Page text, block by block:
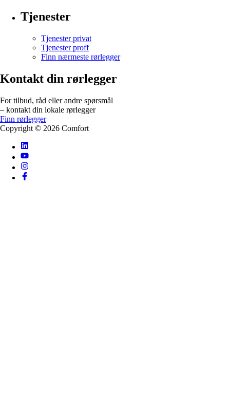
Tjenester
Tjenester privat
Tjenester proff
Finn nærmeste rørlegger
Kontakt din rørlegger
For tilbud, råd eller andre spørsmål
– kontakt din lokale rørlegger
Finn rørlegger
Copyright © 2026 Comfort